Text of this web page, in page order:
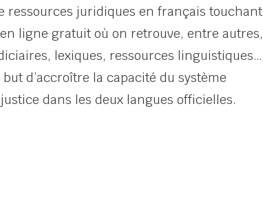
ressources juridiques en français touchant
ligne gratuit où on retrouve, entre autres,
lexiques, ressources linguistiques…
d’accroître la capacité du système
dans les deux langues officielles.